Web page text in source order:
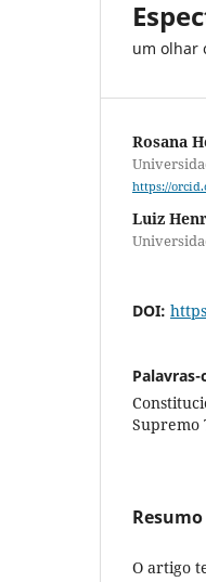
um olhar
Rosana
https://
Luiz
DOI:
Palavras-
Supremo
Resumo
O artigo